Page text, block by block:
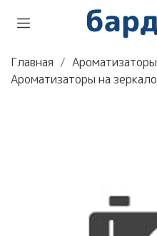
Главная
Ароматизаторы
Ароматизаторы на зеркало